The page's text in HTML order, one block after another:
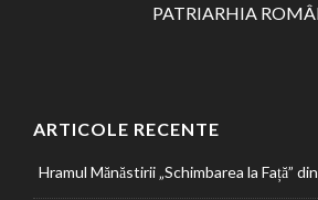
PATRIARHIA
ARTICOLE RECENTE
Hramul Mănăstirii „Schimbarea la Față”